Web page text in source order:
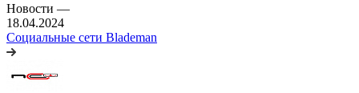
Новости —
18.04.2024
Социальные сети Blademan